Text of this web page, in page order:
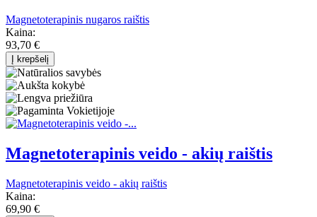
Magnetoterapinis nugaros raištis
Kaina:
93,70 €
Į krepšelį
Magnetoterapinis veido - akių raištis
Magnetoterapinis veido - akių raištis
Kaina:
69,90 €